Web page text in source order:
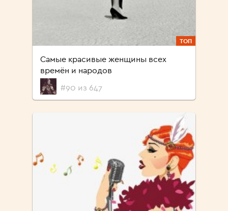
ТОП
Самые красивые женщины всех
времён и народов
#90 из 647